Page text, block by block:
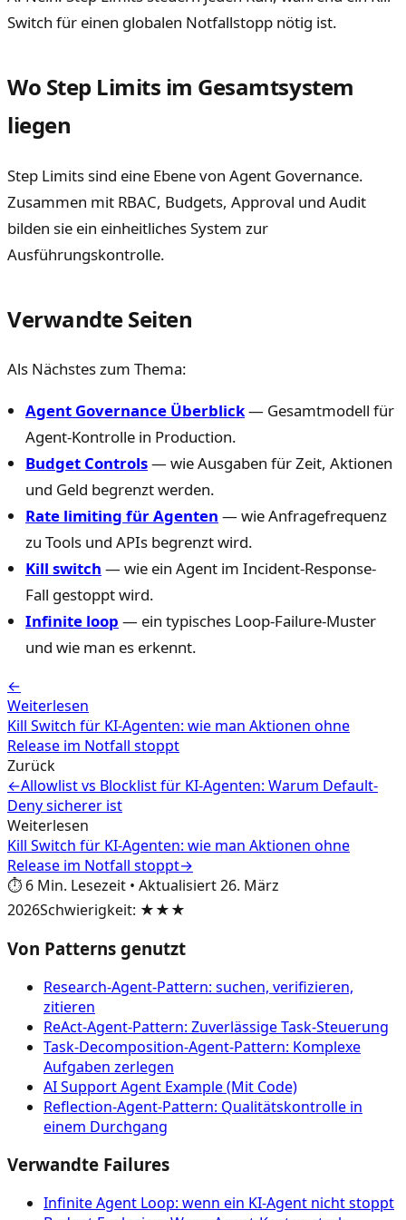
Switch für einen globalen Notfallstopp nötig ist.
Wo Step Limits im Gesamtsystem
liegen
Step Limits sind eine Ebene von Agent Governance.
Zusammen mit RBAC, Budgets, Approval und Audit
bilden sie ein einheitliches System zur
Ausführungskontrolle.
Verwandte Seiten
Als Nächstes zum Thema:
Agent Governance Überblick— Gesamtmodell für
Agent-Kontrolle in Production.
Budget Controls— wie Ausgaben für Zeit, Aktionen
und Geld begrenzt werden.
Rate limiting für Agenten — wie Anfragefrequenz
zu Tools und APIs begrenzt wird.
Kill switch — wie ein Agent im Incident-Response-
Fall gestoppt wird.
Infinite loop — ein typisches Loop-Failure-Muster
und wie man es erkennt.
←
Weiterlesen
Kill Switch für KI-Agenten: wie man Aktionen ohne
Release im Notfall stoppt
Zurück
←Allowlist vs Blocklist für KI-Agenten: Warum Default-
Deny sicherer ist
Weiterlesen
Kill Switch für KI-Agenten: wie man Aktionen ohne
Release im Notfall stoppt→
⏱️ 6 Min. Lesezeit • Aktualisiert26. März
2026Schwierigkeit: ★★★
Von Patterns genutzt
Research-Agent-Pattern: suchen, verifizieren,
zitieren
ReAct-Agent-Pattern: Zuverlässige Task-Steuerung
Task-Decomposition-Agent-Pattern: Komplexe
Aufgaben zerlegen
AI Support Agent Example (Mit Code)
Reflection-Agent-Pattern: Qualitätskontrolle in
einem Durchgang
Verwandte Failures
Infinite Agent Loop: wenn ein KI-Agent nicht stoppt